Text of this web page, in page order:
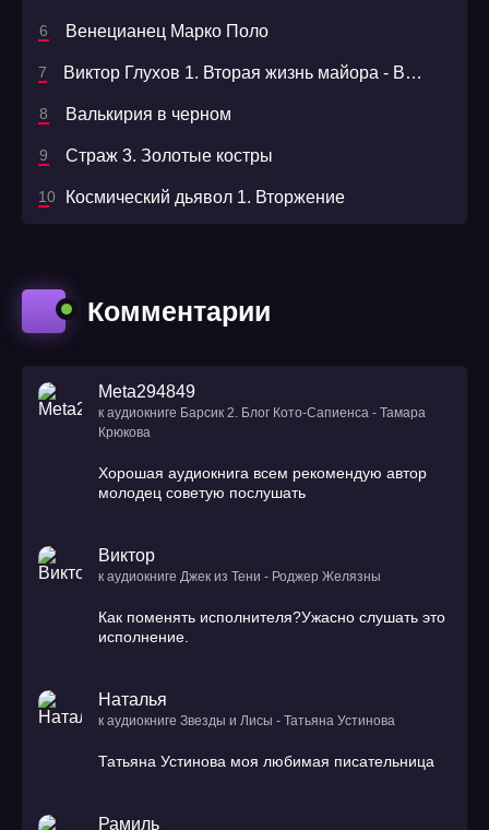
Венецианец Марко Поло
Виктор Глухов 1. Вторая жизнь майора - Владимир Сухинин
Валькирия в черном
Страж 3. Золотые костры
Космический дьявол 1. Вторжение
Комментарии
Meta294849
к аудиокниге Барсик 2. Блог Кото-Сапиенса - Тамара
Крюкова
Хорошая аудиокнига всем рекомендую автор
молодец советую послушать
Виктор
к аудиокниге Джек из Тени - Роджер Желязны
Как поменять исполнителя?Ужасно слушать это
исполнение.
Наталья
к аудиокниге Звезды и Лисы - Татьяна Устинова
Татьяна Устинова моя любимая писательница
Рамиль